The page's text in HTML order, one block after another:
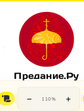
Предание.Ру
− 110% +